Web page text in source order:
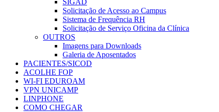
SIGAD
Solicitação de Acesso ao Campus
Sistema de Frequência RH
Solicitação de Serviço Oficina da Clínica
OUTROS
Imagens para Downloads
Galeria de Aposentados
PACIENTES/SICOD
ACOLHE FOP
WI-FI EDUROAM
VPN UNICAMP
LINPHONE
COMO CHEGAR